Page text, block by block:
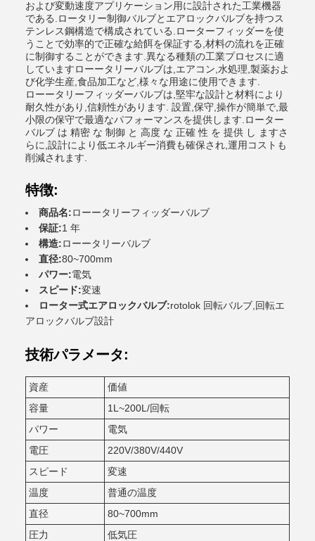
および変動速度アプリケーション用に設計された工業機器
である.ロータリー制御バルブとエアロックバルブを持つス
テンレス鋼構造で構成されている.ローターフィッダーを使
うことで効率的で正確な給餌を保証する,材料の流れを正確
に制御することができます.異なる種類の工業プロセスに適
していますローータリーバルブは,エアコン,水処理,製薬およ
び化学生産,食品加工など,様々な用途に使用できます.
ローータリーフィッダーバルブは,堅牢な設計と材料により
耐久性があり,信頼性があります. 設置,保守,操作が簡単で,最
小限の保守で最適なパフォーマンスを提供します.ローター
バルブ は 精密 な 制御 と 高度 な 正確 性 を 提供 し ますさ
らに,設計により低エネルギー消費も確保され,運用コストも
削減されます.
特徴:
商品名:ローータリーフィッダーバルブ
保証:1 年
構造:ローータリーバルブ
直径:80~700mm
パワー:電気
スピード:変速
ローター式エアロックバルブ:rotolok 回転バルブ,回転エ
アロックバルブ設計
技術パラメータ:
資産
価値
容量
1L~200L/回転
パワー
電気
電圧
220V/380V/440V
スピード
変速
温度
普通の温度
直径
80~700mm
圧力
低気圧